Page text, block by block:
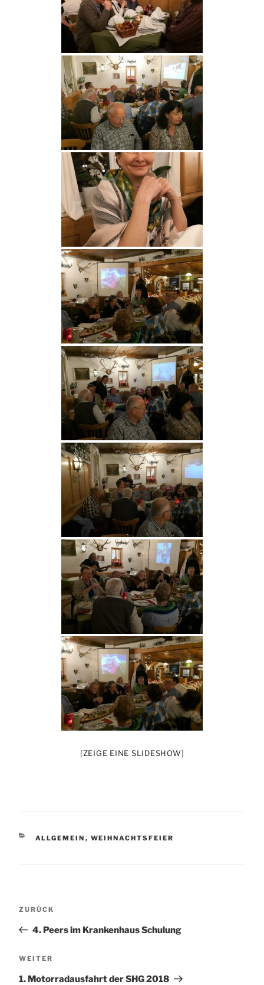
[ZEIGE EINE SLIDESHOW]
KATEGORIEN
ALLGEMEIN , WEIHNACHTSFEIER
Vorheriger
ZURÜCK
4. Peers im Krankenhaus Schulung
Nächster
WEITER
1. Motorradausfahrt der SHG 2018